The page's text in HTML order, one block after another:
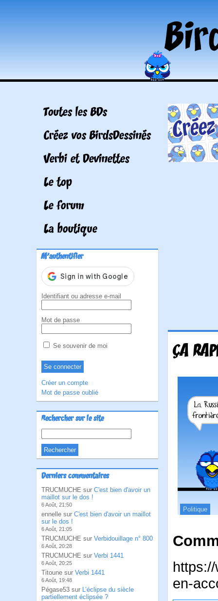
Toutes les BDs
Créez vos BirdsDessinés
Verbi et Devinettes
Le top
Le forum
La boutique
M'authentifier
Identifiant ou adresse e-mail
Mot de passe
Se souvenir de moi
Créer un compte
Mot de passe oublié
Rechercher sur le site
Derniers commentaires
TRUCMUCHE sur C'est bien d'avoir un
maillot sur le dos !
6 Août, 21:50
ennelle sur C'est bien d'avoir un maillot
sur le dos !
6 Août, 21:05
TRUCMUCHE sur Verbidouillage n° 800
6 Août, 20:28
TRUCMUCHE sur Verbi 1441
6 Août, 20:25
Titoune sur Verbi 1441
6 Août, 19:48
Pégase53 sur L’éclipse du siècle
partiellement éclipsée ?
ÇA
Politique
en-